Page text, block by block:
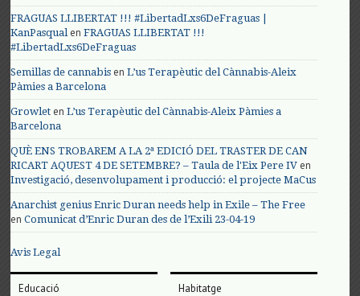
FRAGUAS LLIBERTAT !!! #LibertadLxs6DeFraguas |
KanPasqualenFRAGUAS LLIBERTAT !!!
#LibertadLxs6DeFraguas
Semillas de cannabis enL’us Terapèutic del Cànnabis-Aleix
Pàmies a Barcelona
Growlet enL’us Terapèutic del Cànnabis-Aleix Pàmies a
Barcelona
QUÈ ENS TROBAREM A LA 2ª EDICIÓ DEL TRASTER DE CAN
RICART AQUEST 4 DE SETEMBRE? – Taula de l'Eix Pere IV en
Investigació, desenvolupament i producció: el projecte MaCus
Anarchist genius Enric Duran needs help in Exile – The Free
enComunicat d’Enric Duran des de l’Exili 23-04-19
Avis Legal
Educació Habitatge